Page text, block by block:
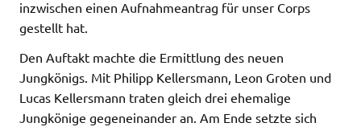
inzwischen einen Aufnahmeantrag für unser Corps
gestellt hat.
Den Auftakt machte die Ermittlung des neuen
Jungkönigs. Mit Philipp Kellersmann, Leon Groten und
Lucas Kellersmann traten gleich drei ehemalige
Jungkönige gegeneinander an. Am Ende setzte sich